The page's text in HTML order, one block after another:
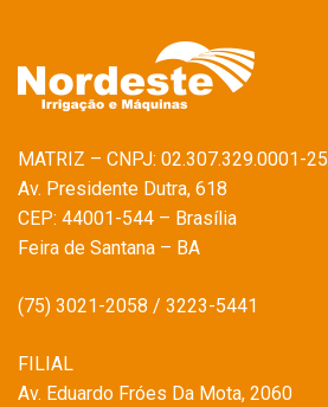
MATRIZ – CNPJ: 02.307.329.0001-25
Av. Presidente Dutra, 618
CEP: 44001-544 – Brasília
Feira de Santana – BA
(75) 3021-2058 / 3223-5441
FILIAL
Av. Eduardo Fróes Da Mota, 2060